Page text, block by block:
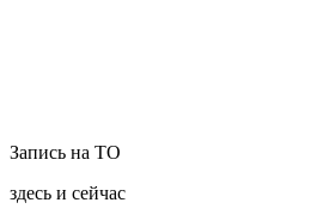
Запись на ТО
здесь и сейчас